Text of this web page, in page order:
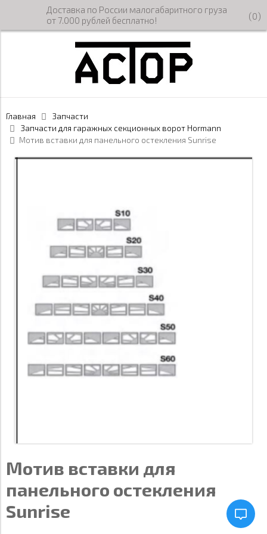
Доставка по России малогабаритного груза
от 7.000 рублей бесплатно!
(0)
Главная
Запчасти
Запчасти для гаражных секционных ворот Hormann
Мотив вставки для панельного остекления Sunrise
Мотив вставки для
панельного остекления
Sunrise